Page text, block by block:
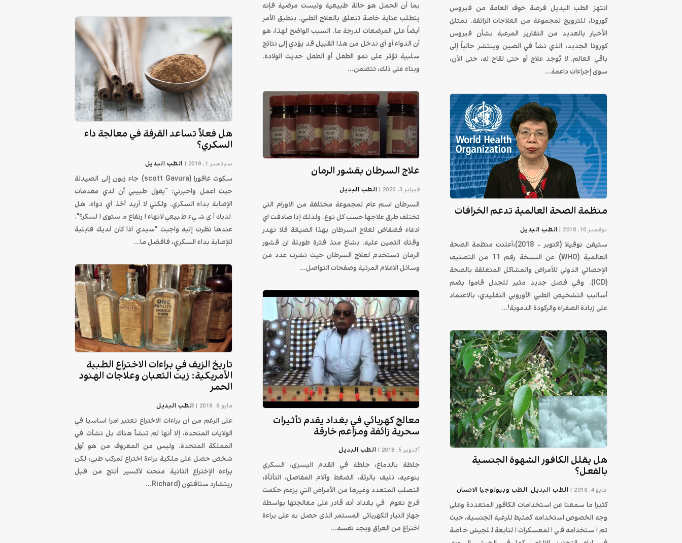
انتهز الطب البديل فرصة خوف العامة من فيروس
كورونا، للترويج لمجموعة من العلاجات الزائفة. تمتلئ
الأخبار بالعديد من التقارير المرعبة بشأن فيروس
كورونا الجديد، الذي نشأ في الصين وينتشر حالياً إلى
باقي العالم. لا يُوجد علاج أو حتى لقاح له، حتى الآن،
سوى إجراءات داعمة...
منظمة الصحة العالمية تدعم الخرافات
نوفمبر 10, 2018 | الطب البديل
ستيفن نوفيلا (اكتوبر - 2018)،أعلنت منظمة الصحة
العالمية (WHO) عن النسخة رقم 11 من التصنيف
الإحصائي الدولي للأمراض والمشاكل المتعلقة بالصحة
(ICD). وفي فصل جديد مثير للجدل قاموا بضم
أساليب التشخيص الطبي الأوروبي التقليدي، بالاعتماد
على زيادة الصفراء والركودة الدموية!...
هل يقلل الكافور الشهوة الجنسية
بالفعل؟
مايو 4, 2018 | الطب البديل, الطب وبيولوجيا الانسان
كثيرا ما سمعنا عن استخدامات الكافور المتعددة وعلى
وجه الخصوص استخدامه كمثبط للرغبة الجنسية، حيث
تم استخدامه في المعسكرات التابعة للجيش خاصة
بما أن الحمل هو حالة طبيعية وليست مرضية فإنه
يتطلب عناية خاصة تتعلق بالعلاج الطبي. ينطبق الأمر
أيضاً على المرضعات لدرجة ما. السبب الواضح لهذا، هو
أن الدواء أو أي تدخل من هذا القبيل قد يؤدي إلى نتائج
سلبية تؤثر على نمو الطفل أو الطفل حديث الولادة.
وبناء على ذلك، تتضمن...
علاج السرطان بقشور الرمان
فبراير 3, 2020 | الطب البديل
السرطان اسم عام لمجموعة مختلفة من الاورام التي
تختلف طرق علاجها حسب كل نوع. ولذلك إذا صادفت اي
ادعاء فضفاض لعلاج السرطان بهذا الصيغة فلا تهدر
وقتك الثمين عليه. يشاع منذ فترة طويلة ان قشور
الرمان تستخدم لعلاج السرطان حيث نشرت عدد من
وسائل الاعلام المرئية وصفحات التواصل...
معالج كهربائي في بغداد يقدم تأثيرات
سحرية زائفة ومزاعم خارقة
أكتوبر 5, 2018 | الطب البديل
جلطة بالدماغ، جلطة في القدم اليسرى، السكري
بنوعيه، تليف بالرئة، الضغط وآلام المفاصل، التأتأة،
التصلب المتعدد وغيرها من الأمراض التي يزعم حكمت
فرج نعوم في بغداد أنه قادر على معالجتها بواسطة
جهاز التيار الكهربائي المستمر الذي حصل به على براءة
اختراع من العراق ويجد نفسه...
هل فعلاً تساعد القرفة في معالجة داء
السكري؟
سبتمبر 1, 2019 | الطب البديل
سكوت غافورا (scott Gavura) جاء زبون إلى الصيدلة
حيث اعمل واخبرني: “يقول طبيبي أن لدي مقدمات
الإصابة بداء السكري. ولكني لا أريد أخذ أي دواء. هل
لديك أي شيء طبيعي لانهاء ارتفاع مستوى السكر؟".
عندها نظرت إليه واجبت "سيدي اذا كان لديك قابلية
للإصابة بداء السكري، فافضل ما...
تاريخ الزيف في براءات الاختراع الطبية
الأمريكية: زيت الثعبان وعلاجات الهنود
الحمر
مايو 6, 2018 | الطب البديل
على الرغم من أن براءات الاختراع تعتبر امرا اساسيا في
الولايات المتحدة، إلا أنها لم تنشأ هناك بل نشأت في
المملكة المتحدة. وليس من المعروف من هو أول
شخص حصل على ملكية براءة اختراع لمركب طبي، لكن
براءة الإختراع الثانية منحت لاكسير أنتج من قبل
ريتشارد ستافتون (Richard...